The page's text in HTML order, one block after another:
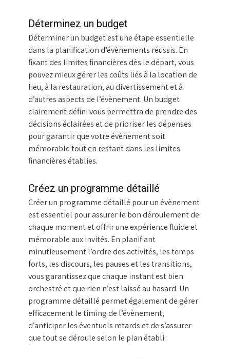
Déterminez un budget
Déterminer un budget est une étape essentielle
dans la planification d’évènements réussis. En
fixant des limites financières dès le départ, vous
pouvez mieux gérer les coûts liés à la location de
lieu, à la restauration, au divertissement et à
d’autres aspects de l’évènement. Un budget
clairement défini vous permettra de prendre des
décisions éclairées et de prioriser les dépenses
pour garantir que votre évènement soit
mémorable tout en restant dans les limites
financières établies.
Créez un programme détaillé
Créer un programme détaillé pour un évènement
est essentiel pour assurer le bon déroulement de
chaque moment et offrir une expérience fluide et
mémorable aux invités. En planifiant
minutieusement l’ordre des activités, les temps
forts, les discours, les pauses et les transitions,
vous garantissez que chaque instant est bien
orchestré et que rien n’est laissé au hasard. Un
programme détaillé permet également de gérer
efficacement le timing de l’évènement,
d’anticiper les éventuels retards et de s’assurer
que tout se déroule selon le plan établi.